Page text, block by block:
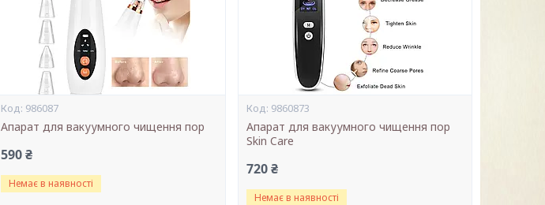
986087
Апарат для вакуумного чищення пор
590 ₴
Немає в наявності
9860873
Апарат для вакуумного чищення пор
Skin Care
720 ₴
Немає в наявності